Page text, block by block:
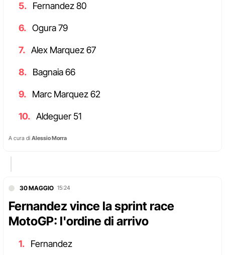
Fernandez 80
Ogura 79
Alex Marquez 67
Bagnaia 66
Marc Marquez 62
Aldeguer 51
A cura di Alessio Morra
30 MAGGIO 15:24
Fernandez vince la sprint race
MotoGP: l'ordine di arrivo
Fernandez